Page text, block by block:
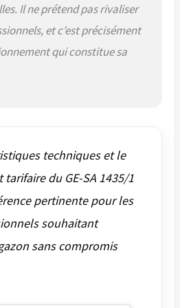
Travail précis - Grâce
au système de réglage
de la profondeur à 3
niveaux avec position
de transport, le
hauteur, l’outil s’adapte
idéalement à la taille
de l’utilisateur.
préservant le gazon
pour une utilisation
encombrement –
Il ne prétend pas rivaliser
et c’est précisément
qui constitue sa
techniques et le
du GE-SA 1435/1
pertinente pour les
souhaitant
sans compromis